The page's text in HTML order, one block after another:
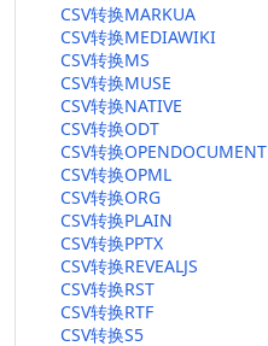
CSV转换MARKUA
CSV转换MEDIAWIKI
CSV转换MS
CSV转换MUSE
CSV转换NATIVE
CSV转换ODT
CSV转换OPENDOCUMENT
CSV转换OPML
CSV转换ORG
CSV转换PLAIN
CSV转换PPTX
CSV转换REVEALJS
CSV转换RST
CSV转换RTF
CSV转换S5